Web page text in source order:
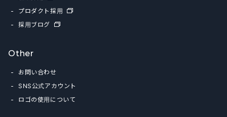
プロダクト採用
採用ブログ
Other
お問い合わせ
SNS公式アカウント
ロゴの使用について